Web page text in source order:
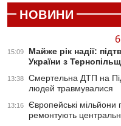
НОВИНИ
15:09
Майже рік надії:
України з
13:38
Смертельна ДТП на
людей травмувалися
13:16
Європейські
ремонтують